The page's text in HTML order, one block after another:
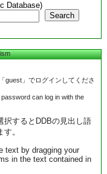
Database)
Search
guest」でログインしてくださ
can log in with the
択するとDDBの見出し語
。
text by dragging your
in the text contained in